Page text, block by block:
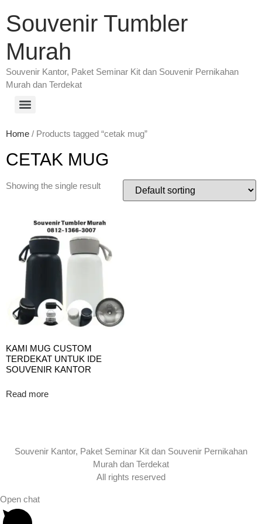
Souvenir Tumbler
Murah
Souvenir Kantor, Paket Seminar Kit dan Souvenir Pernikahan
Murah dan Terdekat
Home / Products tagged “cetak mug”
CETAK MUG
Showing the single result
KAMI MUG CUSTOM
TERDEKAT UNTUK IDE
SOUVENIR KANTOR
Read more
Souvenir Kantor, Paket Seminar Kit dan Souvenir Pernikahan
Murah dan Terdekat
All rights reserved
Open chat